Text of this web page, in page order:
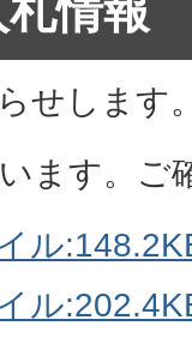
情報
せします
ます。ご
ル
ル